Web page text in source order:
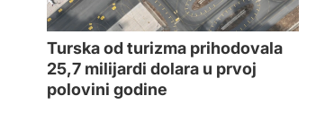
Turska od turizma prihodovala
25,7 milijardi dolara u prvoj
polovini godine